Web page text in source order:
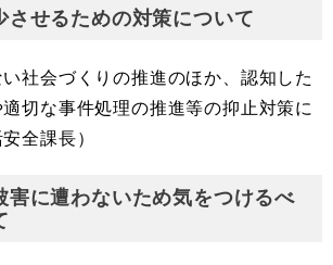
させるための対策について
社会づくりの推進のほか、認知した
切な事件処理の推進等の抑止対策に
全課長）
害に遭わないため気をつけるべ